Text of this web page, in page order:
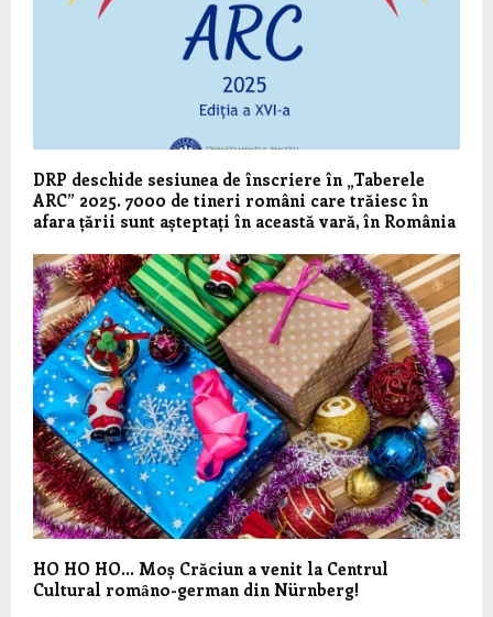
DRP deschide sesiunea de înscriere în „Taberele
ARC” 2025. 7000 de tineri români care trăiesc în
afara țării sunt așteptați în această vară, în România
HO HO HO… Moș Crăciun a venit la Centrul
Cultural romȃno-german din Nürnberg!